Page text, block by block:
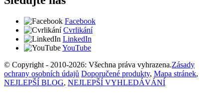
Facebook
Cvrlikání
LinkedIn
YouTube
© Copyright - 2010-2026: Všechna práva vyhrazena.Zásady
ochrany osobních údajů Doporučené produkty, Mapa stránek,
NEJLEPŠÍ BLOG, NEJLEPŠÍ VYHLEDÁVÁNÍ